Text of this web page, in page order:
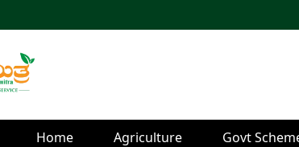
Home Agriculture Govt